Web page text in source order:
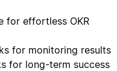
for effortless OKR
for monitoring results
for long-term success